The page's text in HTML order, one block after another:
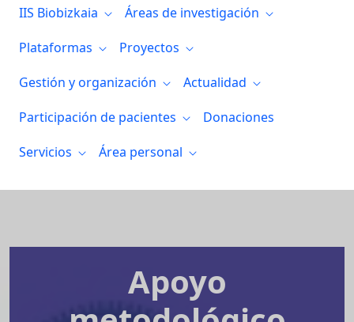
IIS Biobizkaia
Áreas de investigación
Plataformas
Proyectos
Gestión y organización
Actualidad
Participación de pacientes
Donaciones
Servicios
Área personal
Apoyo